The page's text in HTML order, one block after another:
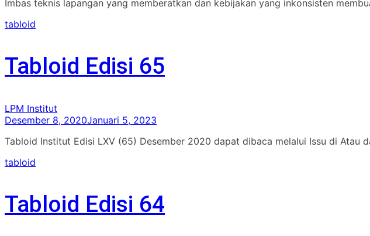
Imbas teknis lapangan yang memberatkan dan kebijakan yang inkonsisten
tabloid
Tabloid Edisi 65
LPM Institut
Desember 8, 2020Januari 5, 2023
Tabloid Institut Edisi LXV (65) Desember 2020 dapat dibaca melalui Issu di Atau
tabloid
Tabloid Edisi 64